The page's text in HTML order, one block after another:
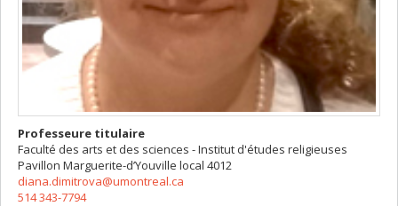
Professeure titulaire
Faculté des arts et des sciences - Institut d'études religieuses
Pavillon Marguerite-d’Youville local 4012
diana.dimitrova@umontreal.ca
514 343-7794